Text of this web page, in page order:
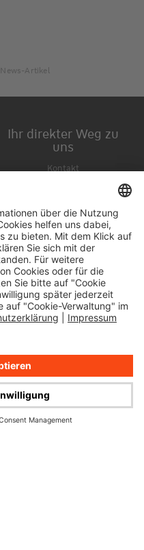
News-Artikel
Ihr direkter Weg zu
uns
Kontakt